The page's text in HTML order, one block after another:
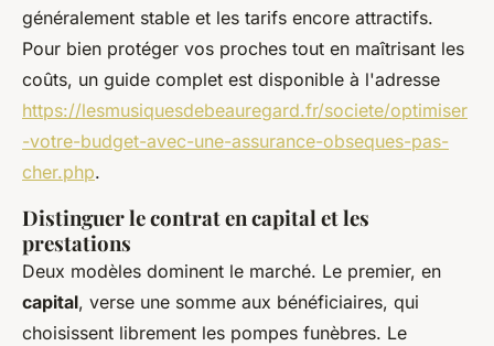
généralement stable et les tarifs encore attractifs.
Pour bien protéger vos proches tout en maîtrisant les
coûts, un guide complet est disponible à l'adresse
https://lesmusiquesdebeauregard.fr/societe/optimiser
-votre-budget-avec-une-assurance-obseques-pas-
cher.php.
Distinguer le contrat en capital et les
prestations
Deux modèles dominent le marché. Le premier, en
capital, verse une somme aux bénéficiaires, qui
choisissent librement les pompes funèbres. Le